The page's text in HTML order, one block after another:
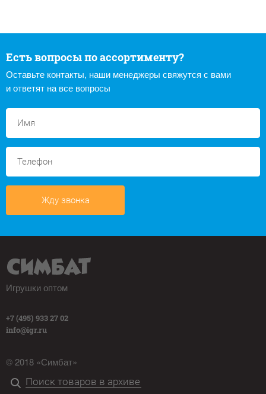
Есть вопросы по ассортименту?
Оставьте контакты, наши менеджеры свяжутся с вами
и ответят на все вопросы
Жду звонка
Игрушки оптом
+7 (495) 933 27 02
info@igr.ru
© 2018 «Симбат»